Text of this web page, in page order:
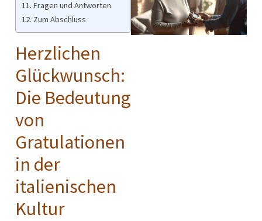
Fragen und Antworten
Zum Abschluss
Herzlichen
Glückwunsch:
Die Bedeutung
von
Gratulationen
in der
italienischen
Kultur